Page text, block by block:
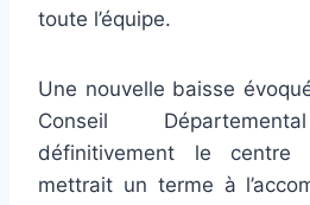
toute l’équipe.
Une nouvelle baisse
Conseil
définitivement le centre
mettrait un terme à